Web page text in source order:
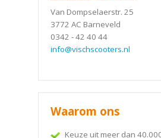
Van Dompselaerstr. 25
3772 AC Barneveld
0342 - 42 40 44
info@vischscooters.nl
Waarom ons
Keuze uit meer dan